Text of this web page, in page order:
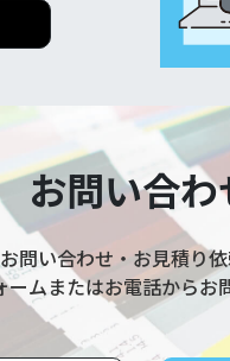
お問い合わ
お問い合わせ・お見積り依
ムまたはお電話からお